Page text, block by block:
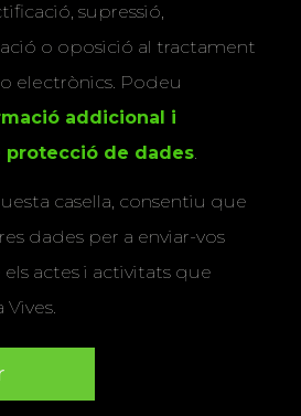
supressió,
o oposició al tractament
electrònics. Podeu
addicional i
protecció de dades.
casella, consentiu que
dades per a enviar-vos
actes i activitats que
Vives.